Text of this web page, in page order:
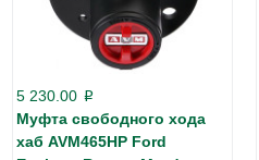
5 230.00 p
Муфта свободного хода
хаб AVM465HP Ford